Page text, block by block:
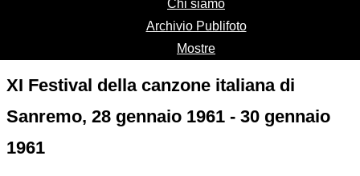
Chi siamo
Archivio Publifoto
Mostre
XI Festival della canzone italiana di
Sanremo, 28 gennaio 1961 - 30 gennaio
1961